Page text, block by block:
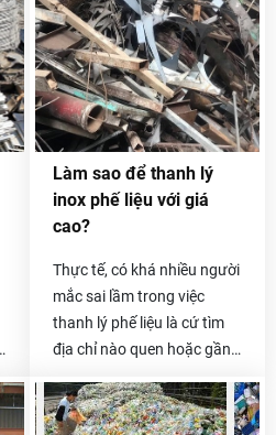
Làm sao để thanh lý
inox phế liệu với giá
cao?
Thực tế, có khá nhiều người
mắc sai lầm trong việc
thanh lý phế liệu là cứ tìm
địa chỉ nào quen hoặc gần
Thêm vào đó, việc không
xác minh là đại lý đó có uy